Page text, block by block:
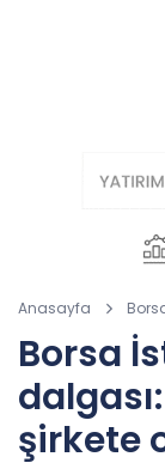
Anasayfa
Borsa
şirkete